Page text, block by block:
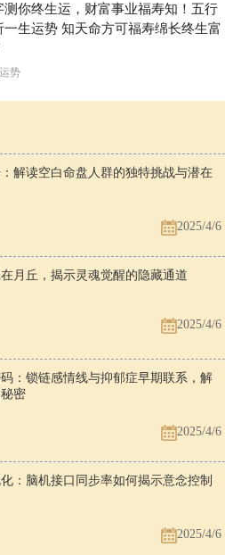
测你终生运，财富事业福寿知！五行
一生运势 知天命方可福寿绵长终生富
势
解读空白命盘人群的独特挑战与潜在
2025/4/6
月丘，揭示灵魂觉醒的隐藏通道
2025/4/6
：锁链感情线与抑郁症早期联系，解
密
2025/4/6
：脑机接口同步率如何揭示意念控制
2025/4/6